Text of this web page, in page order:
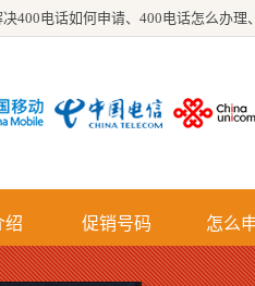
决400电话如何申请、 400电话怎么办理、
绍 促销号码 怎么